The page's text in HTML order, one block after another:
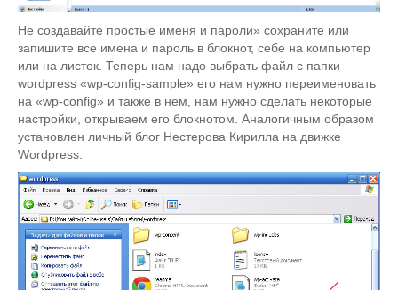
Не создавайте простые именя и пароли» сохраните или
запишите все имена и пароль в блокнот, себе на компьютер
или на листок. Теперь нам надо выбрать файл с папки
wordpress «wp-config-sample» его нам нужно переименовать
на «wp-config» и также в нем, нам нужно сделать некоторые
настройки, открываем его блокнотом. Аналогичным образом
установлен личный блог Нестерова Кирилла на движке
Wordpress.